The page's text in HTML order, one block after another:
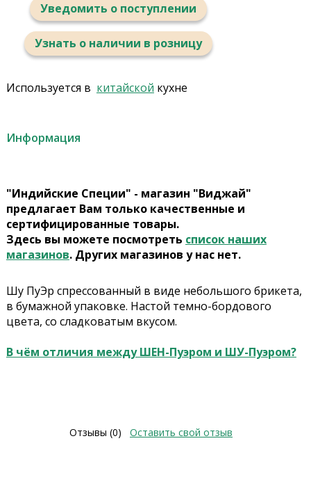
Уведомить о поступлении
Узнать о наличии в розницу
Используется в китайской кухне
Информация
"Индийские Специи" - магазин "Виджай"
предлагает Вам только качественные и
сертифицированные товары.
Здесь вы можете посмотреть список наших
магазинов. Других магазинов у нас нет.
Шу ПуЭр спрессованный в виде небольшого брикета,
в бумажной упаковке. Настой темно-бордового
цвета, со сладковатым вкусом.
В чём отличия между ШЕН-Пуэром и ШУ-Пуэром?
Отзывы (0) Оставить свой отзыв